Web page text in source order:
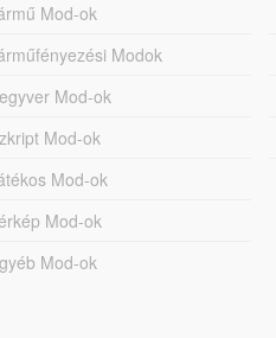
Mod-ok
Modok
Mod-ok
Mod-ok
Mod-ok
Mod-ok
Mod-ok